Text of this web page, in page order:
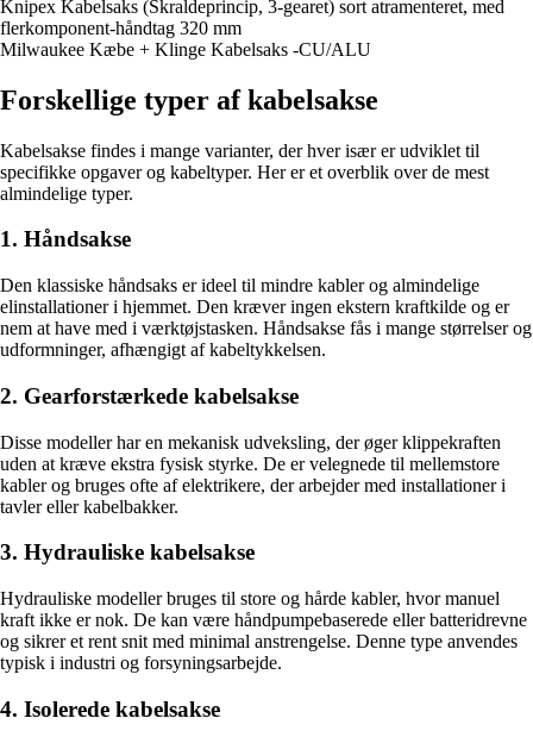
Knipex Kabelsaks (Skraldeprincip, 3-gearet) sort atramenteret, med
flerkomponent-håndtag 320 mm
Milwaukee Kæbe + Klinge Kabelsaks -CU/ALU
Forskellige typer af kabelsakse
Kabelsakse findes i mange varianter, der hver især er udviklet til
specifikke opgaver og kabeltyper. Her er et overblik over de mest
almindelige typer.
1. Håndsakse
Den klassiske håndsaks er ideel til mindre kabler og almindelige
elinstallationer i hjemmet. Den kræver ingen ekstern kraftkilde og er
nem at have med i værktøjstasken. Håndsakse fås i mange størrelser og
udformninger, afhængigt af kabeltykkelsen.
2. Gearforstærkede kabelsakse
Disse modeller har en mekanisk udveksling, der øger klippekraften
uden at kræve ekstra fysisk styrke. De er velegnede til mellemstore
kabler og bruges ofte af elektrikere, der arbejder med installationer i
tavler eller kabelbakker.
3. Hydrauliske kabelsakse
Hydrauliske modeller bruges til store og hårde kabler, hvor manuel
kraft ikke er nok. De kan være håndpumpebaserede eller batteridrevne
og sikrer et rent snit med minimal anstrengelse. Denne type anvendes
typisk i industri og forsyningsarbejde.
4. Isolerede kabelsakse